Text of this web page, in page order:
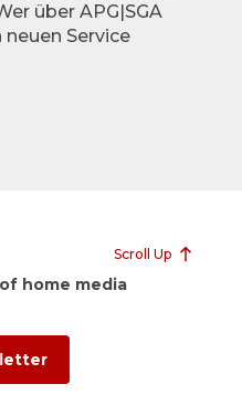
über APG|SGA
Service
Scroll Up
home media